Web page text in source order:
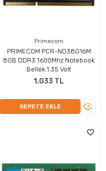
Primecom
PRIMECOM PCR-ND38G16M
8GB DDR3 1600Mhz Notebook
Bellek 1.35 Volt
1.033 TL
SEPETE EKLE